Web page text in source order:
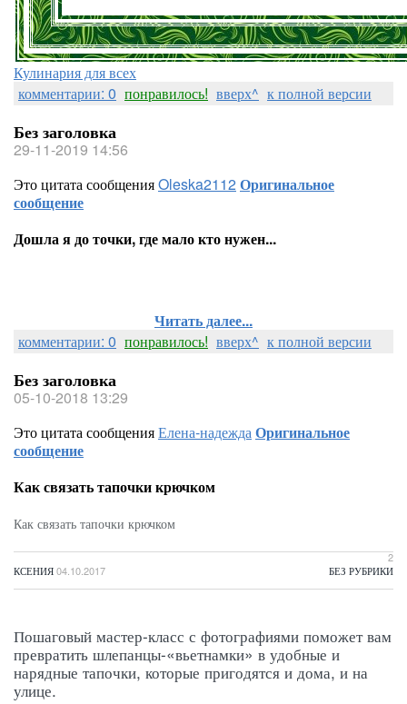
Кулинария для всех
комментарии: 0 понравилось! вверх^ к полной версии
Без заголовка
29-11-2019 14:56
Это цитата сообщенияOleska2112Оригинальное
сообщение
Дошла я до точки, где мало кто нужен...
Читать далее...
комментарии: 0 понравилось! вверх^ к полной версии
Без заголовка
05-10-2018 13:29
Это цитата сообщенияЕлена-надеждаОригинальное
сообщение
Как связать тапочки крючком
Как связать тапочки крючком
2
КСЕНИЯ04.10.2017 БЕЗ РУБРИКИ
Пошаговый мастер-класс с фотографиями поможет вам
превратить шлепанцы-«вьетнамки» в удобные и
нарядные тапочки, которые пригодятся и дома, и на
улице.